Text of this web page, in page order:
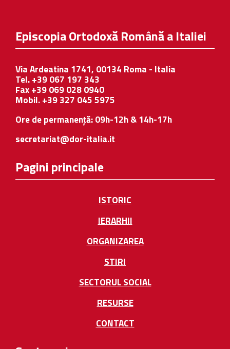
Episcopia Ortodoxă Română a Italiei
Via Ardeatina 1741, 00134 Roma - Italia
Tel. +39 067 197 343
Fax +39 069 028 0940
Mobil. +39 327 045 5975
Ore de permanență: 09h-12h & 14h-17h
secretariat@dor-italia.it
Pagini principale
ISTORIC
IERARHII
ORGANIZAREA
STIRI
SECTORUL SOCIAL
RESURSE
CONTACT